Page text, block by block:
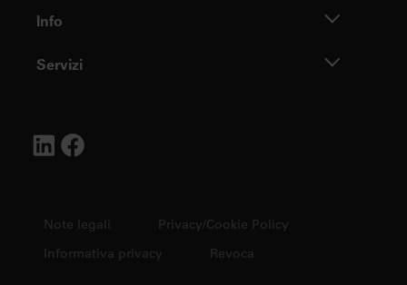
Info
Servizi
Note legali
Privacy/Cookie Policy
Informativa privacy
Revoca